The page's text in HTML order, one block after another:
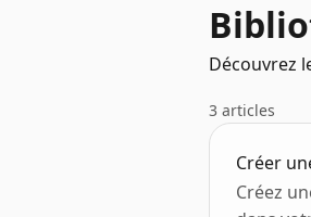
Découvrez
3 articles
Créer
Créez